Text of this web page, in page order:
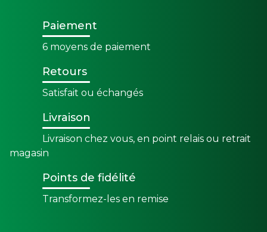
Paiement
6 moyens de paiement
Retours
Satisfait ou échangés
Livraison
Livraison chez vous, en point relais ou retrait
magasin
Points de fidélité
Transformez-les en remise